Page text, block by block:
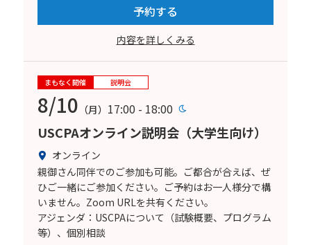
予約する
内容を詳しくみる
まもなく開催 説明会
8/10 （月） 17:00 - 18:00
USCPAオンライン説明会（大学生向け）
オンライン
親御さん同伴でのご参加も可能。ご都合が合えば、ぜ
ひご一緒にご参加ください。ご予約はお一人様分で構
いません。Zoom URLを共有ください。
アジェンダ：USCPAについて（試験概要、プログラム
等）、個別相談